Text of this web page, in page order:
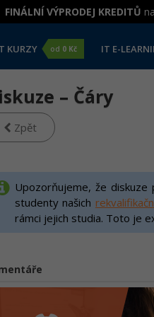
FINÁLNÍ VÝPRODEJ KREDITŮ
KURZY od 0 Kč IT E-
– Čáry
Zpět
Upozorňujeme, že diskuze
studenty našich
rámci jejich studia. Toto je